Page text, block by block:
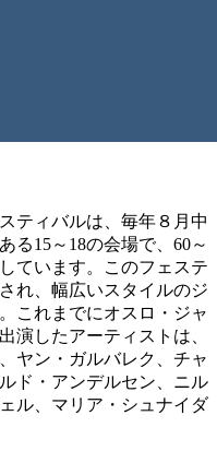
ティバルは、毎年８月中
る15～18の会場で、60～
ています。このフェステ
れ、幅広いスタイルのジ
これまでにオスロ・ジャ
演したアーティストは、
ヤン・ガルバレク、チャ
ド・アンデルセン、ニル
ル、マリア・シュナイダ